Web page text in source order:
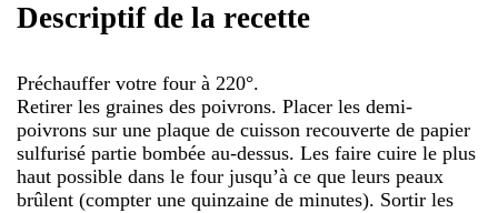
Descriptif de la recette
Préchauffer votre four à 220°.
Retirer les graines des poivrons. Placer les demi-
poivrons sur une plaque de cuisson recouverte de papier
sulfurisé partie bombée au-dessus. Les faire cuire le plus
haut possible dans le four jusqu’à ce que leurs peaux
brûlent (compter une quinzaine de minutes). Sortir les